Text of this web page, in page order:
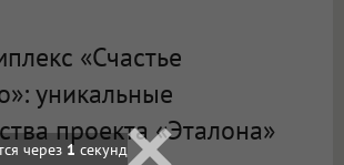
«Счастье
уникальные
проекта «Эталона»